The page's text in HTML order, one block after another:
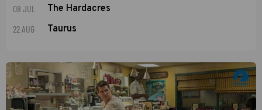
08 JUL The Hardacres
22 AUG Taurus